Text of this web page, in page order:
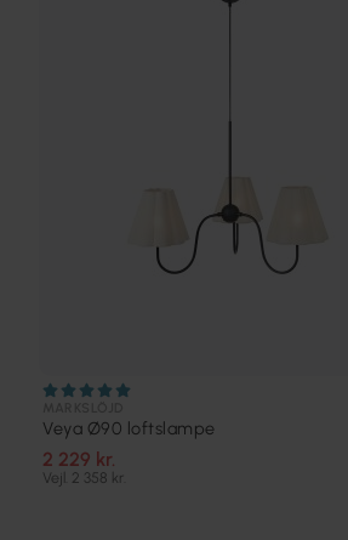
Veya Ø90 loftslampe
2 229 kr.
Vejl. 2 358 kr.